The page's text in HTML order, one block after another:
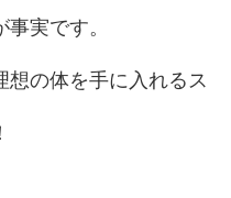
実です。
想の体を手に入れるス